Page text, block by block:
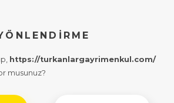
https://turkanlargayrimenkul.com/
musunuz?